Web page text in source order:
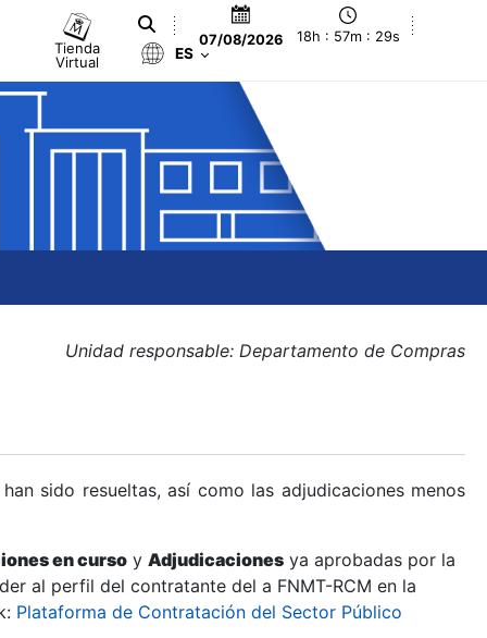
Tienda
Virtual
07/08/2026 18h : 57m : 29s
ES
Unidad responsable: Departamento de Compras
sido resueltas, así como las adjudicaciones menos
en curso y Adjudicaciones ya aprobadas por la
al perfil del contratante del a FNMT-RCM en la
Plataforma de Contratación del Sector Público